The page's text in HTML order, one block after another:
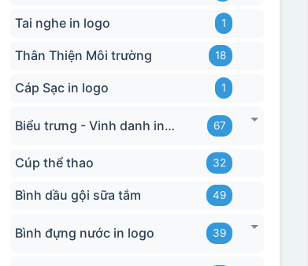
Tai nghe in logo 1
Thân Thiện Môi trường 18
Cáp Sạc in logo 1
Biểu trưng - Vinh danh in logo 67
Cúp thể thao 32
Bình dầu gội sữa tắm 49
Bình đựng nước in logo 39